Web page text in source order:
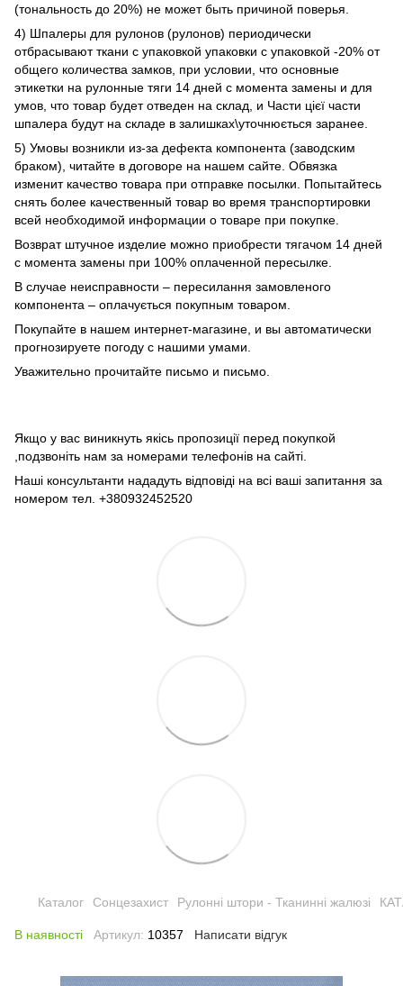
(тональность до 20%) не может быть причиной поверья.
4) Шпалеры для рулонов (рулонов) периодически
отбрасывают ткани с упаковкой упаковки с упаковкой -20% от
общего количества замков, при условии, что основные
этикетки на рулонные тяги 14 дней с момента замены и для
умов, что товар будет отведен на склад, и Части цієї части
шпалера будут на складе в залишках\уточнюється заранее.
5) Умовы возникли из-за дефекта компонента (заводским
браком), читайте в договоре на нашем сайте. Обвязка
изменит качество товара при отправке посылки. Попытайтесь
снять более качественный товар во время транспортировки
всей необходимой информации о товаре при покупке.
Возврат штучное изделие можно приобрести тягачом 14 дней
с момента замены при 100% оплаченной пересылке.
В случае неисправности – пересилання замовленого
компонента – оплачується покупным товаром.
Покупайте в нашем интернет-магазине, и вы автоматически
прогнозируете погоду с нашими умами.
Уважительно прочитайте письмо и письмо.
Якщо у вас виникнуть якісь пропозиції перед покупкой
,подзвоніть нам за номерами телефонів на сайті.
Наші консультанти нададуть відповіді на всі ваші запитання за
номером тел. +380932452520
Каталог Сонцезахист Рулонні штори - Тканинні жалюзі
В наявності Артикул: 10357 Написати відгук